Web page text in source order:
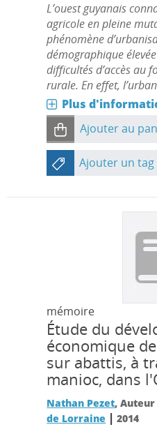
L’ouest guyanais
agricole en pleine
phénomène
démographique
difficultés d’accès au
rurale. En effet,
Plus
Ajouter au
Ajouter un tag
mémoire
Étude du
économique
sur abattis, à
manioc, dans
Nathan Pezet, Auteur
de Lorraine |2014